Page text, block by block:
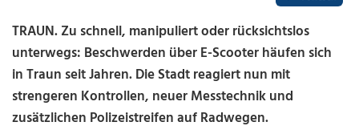
TRAUN. Zu schnell, manipuliert oder rücksichtslos
unterwegs: Beschwerden über E-Scooter häufen sich
in Traun seit Jahren. Die Stadt reagiert nun mit
strengeren Kontrollen, neuer Messtechnik und
zusätzlichen Polizeistreifen auf Radwegen.